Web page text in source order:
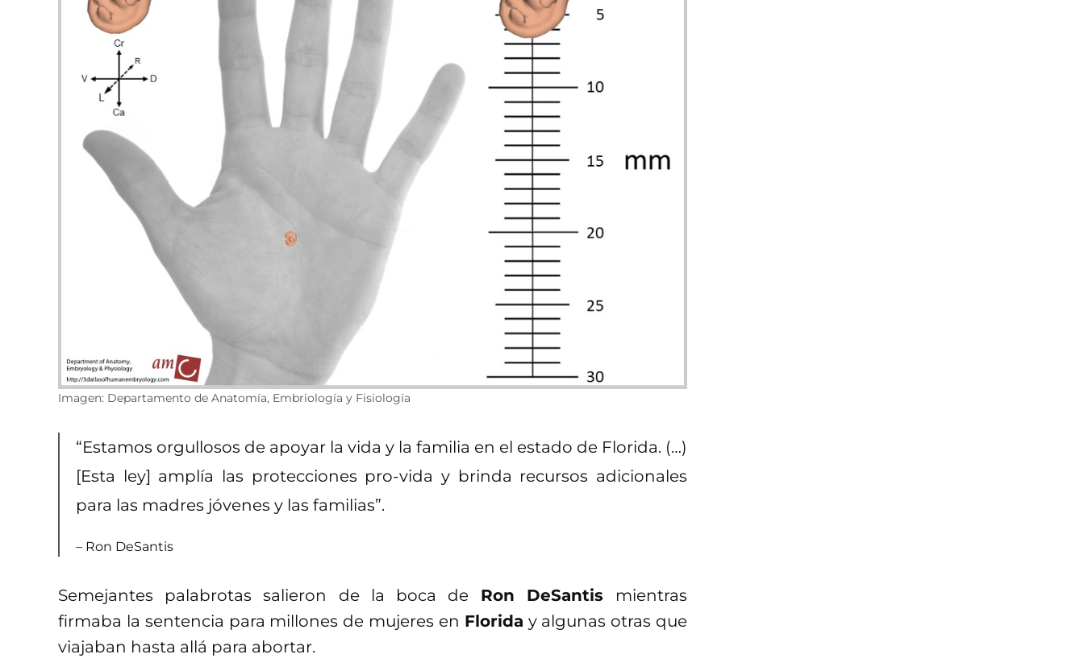
Imagen: Departamento de Anatomía, Embriología y Fisiología
“Estamos orgullosos de apoyar la vida y la familia en el estado de Florida. (…)
[Esta ley] amplía las protecciones pro-vida y brinda recursos adicionales
para las madres jóvenes y las familias”.
– Ron DeSantis
Semejantes palabrotas salieron de la boca de Ron DeSantis mientras
firmaba la sentencia para millones de mujeres en Florida y algunas otras que
viajaban hasta allá para abortar.